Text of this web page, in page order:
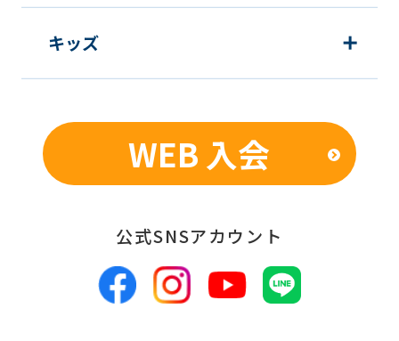
translation
differ
the
original
content.
ask
that
you
キッズ
WEB 入会
公式SNSアカウント